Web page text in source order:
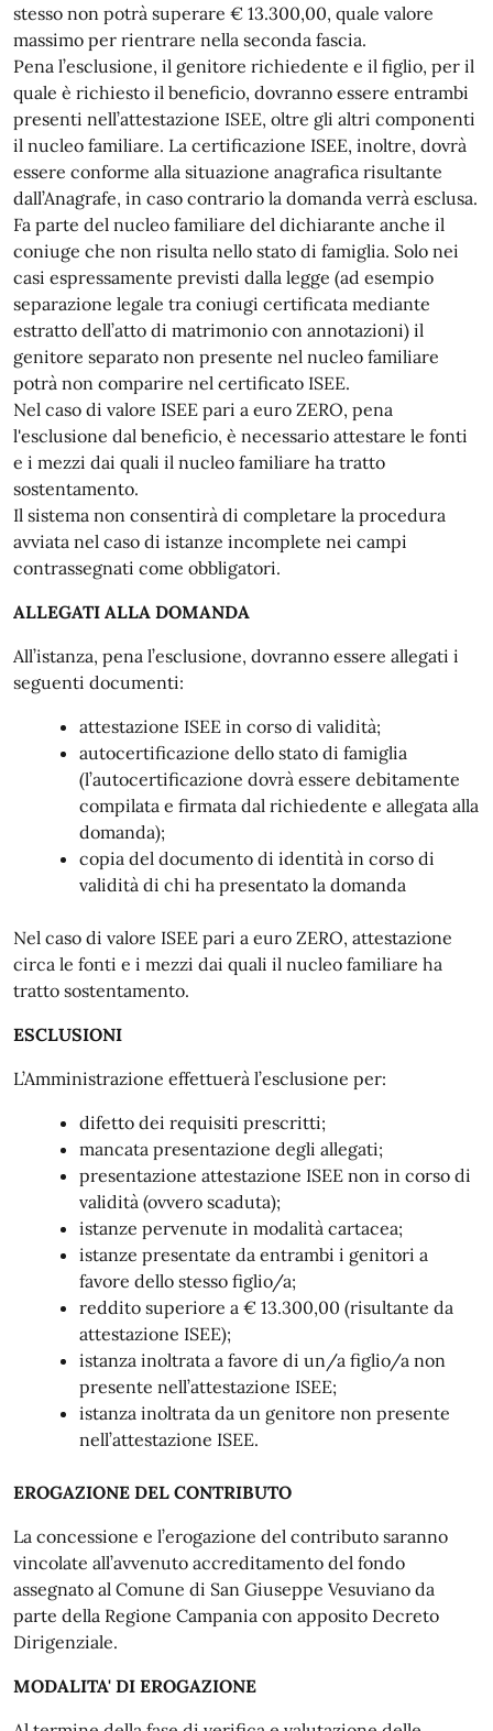
stesso non potrà superare € 13.300,00, quale valore
massimo per rientrare nella seconda fascia.
Pena l’esclusione, il genitore richiedente e il figlio, per il
quale è richiesto il beneficio, dovranno essere entrambi
presenti nell’attestazione ISEE, oltre gli altri componenti
il nucleo familiare. La certificazione ISEE, inoltre, dovrà
essere conforme alla situazione anagrafica risultante
dall’Anagrafe, in caso contrario la domanda verrà esclusa.
Fa parte del nucleo familiare del dichiarante anche il
coniuge che non risulta nello stato di famiglia. Solo nei
casi espressamente previsti dalla legge (ad esempio
separazione legale tra coniugi certificata mediante
estratto dell’atto di matrimonio con annotazioni) il
genitore separato non presente nel nucleo familiare
potrà non comparire nel certificato ISEE.
Nel caso di valore ISEE pari a euro ZERO, pena
l'esclusione dal beneficio, è necessario attestare le fonti
e i mezzi dai quali il nucleo familiare ha tratto
sostentamento.
Il sistema non consentirà di completare la procedura
avviata nel caso di istanze incomplete nei campi
contrassegnati come obbligatori.
ALLEGATI ALLA DOMANDA
All’istanza, pena l’esclusione, dovranno essere allegati i
seguenti documenti:
attestazione ISEE in corso di validità;
autocertificazione dello stato di famiglia
(l’autocertificazione dovrà essere debitamente
compilata e firmata dal richiedente e allegata alla
domanda);
copia del documento di identità in corso di
validità di chi ha presentato la domanda
Nel caso di valore ISEE pari a euro ZERO, attestazione
circa le fonti e i mezzi dai quali il nucleo familiare ha
tratto sostentamento.
ESCLUSIONI
L’Amministrazione effettuerà l’esclusione per:
difetto dei requisiti prescritti;
mancata presentazione degli allegati;
presentazione attestazione ISEE non in corso di
validità (ovvero scaduta);
istanze pervenute in modalità cartacea;
istanze presentate da entrambi i genitori a
favore dello stesso figlio/a;
reddito superiore a € 13.300,00 (risultante da
attestazione ISEE);
istanza inoltrata a favore di un/a figlio/a non
presente nell’attestazione ISEE;
istanza inoltrata da un genitore non presente
nell’attestazione ISEE.
EROGAZIONE DEL CONTRIBUTO
La concessione e l’erogazione del contributo saranno
vincolate all’avvenuto accreditamento del fondo
assegnato al Comune di San Giuseppe Vesuviano da
parte della Regione Campania con apposito Decreto
Dirigenziale.
MODALITA' DI EROGAZIONE